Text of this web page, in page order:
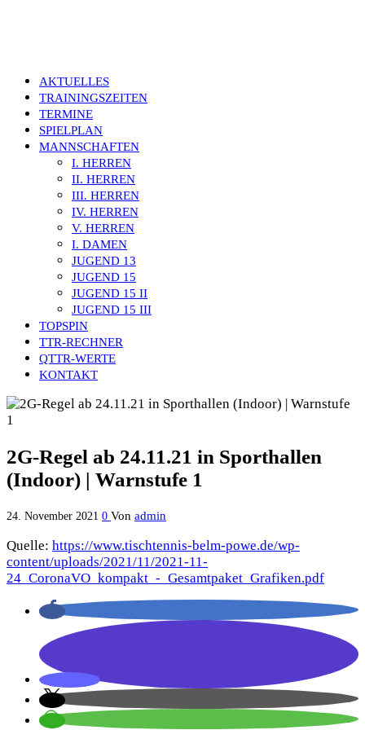
AKTUELLES
TRAININGSZEITEN
TERMINE
SPIELPLAN
MANNSCHAFTEN
I. HERREN
II. HERREN
III. HERREN
IV. HERREN
V. HERREN
I. DAMEN
JUGEND 13
JUGEND 15
JUGEND 15 II
JUGEND 15 III
TOPSPIN
TTR-RECHNER
QTTR-WERTE
KONTAKT
2G-Regel ab 24.11.21 in Sporthallen
(Indoor) | Warnstufe 1
24. November 2021 0 Von admin
Quelle: https://www.tischtennis-belm-powe.de/wp-
content/uploads/2021/11/2021-11-
24_CoronaVO_kompakt_-_Gesamtpaket_Grafiken.pdf